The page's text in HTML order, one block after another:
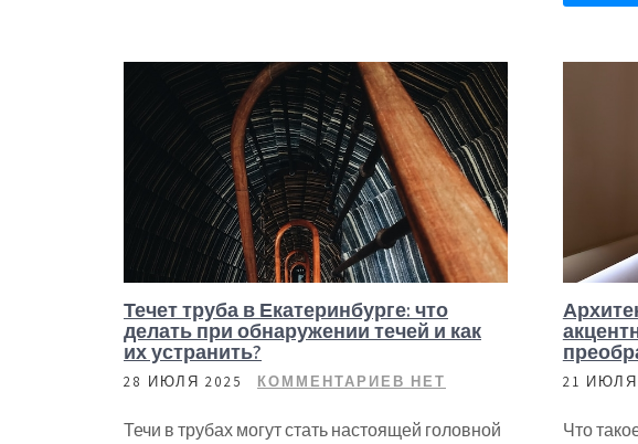
Течет труба в Екатеринбурге: что
делать при обнаружении течей и как
их устранить?
28 ИЮЛЯ 2025 КОММЕНТАРИЕВ НЕТ
Течи в трубах могут стать настоящей головной
21 ИЮЛЯ
Что